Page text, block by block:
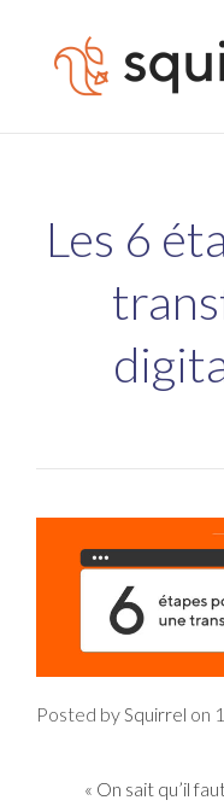
Les 6
Posted bySquirrel on
« On sait qu’il